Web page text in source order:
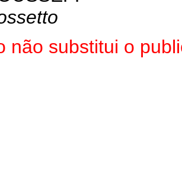
não substitui o